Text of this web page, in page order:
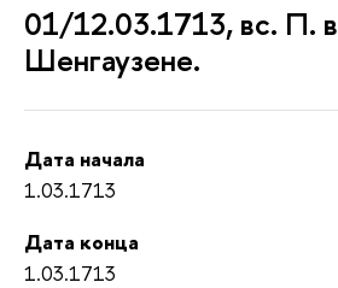
01/12.03.1713, вс. П. в
Шенгаузене.
Дата начала
1.03.1713
Дата конца
1.03.1713